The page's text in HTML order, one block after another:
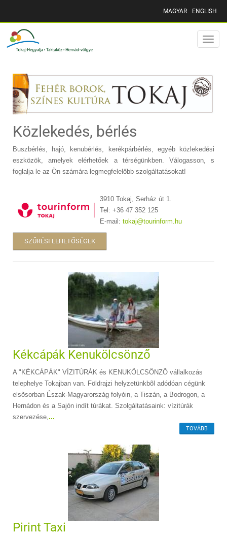
MAGYAR ENGLISH
Toggle
Közlekedés, bérlés
Buszbérlés, hajó, kenubérlés, kerékpárbérlés, egyéb közlekedési
eszközök, amelyek elérhetőek a térségünkben. Válogasson, s
foglalja le az Ön számára legmegfelelőbb szolgáltatásokat!
3910 Tokaj, Serház út 1.
Tel: +36 47 352 125
E-mail: tokaj@tourinform.hu
SZŰRÉSI LEHETŐSÉGEK
Kékcápák Kenukölcsönző
A "KÉKCÁPÁK" VÍZITÚRÁK és KENUKÖLCSÖNZÕ vállalkozás
telephelye Tokajban van. Földrajzi helyzetünkbõl adódóan cégünk
elsõsorban Észak-Magyarország folyóin, a Tiszán, a Bodrogon, a
Hernádon és a Sajón indít túrákat. Szolgáltatásaink: vízitúrák
szervezése, ...
TOVÁBB
Pirint Taxi